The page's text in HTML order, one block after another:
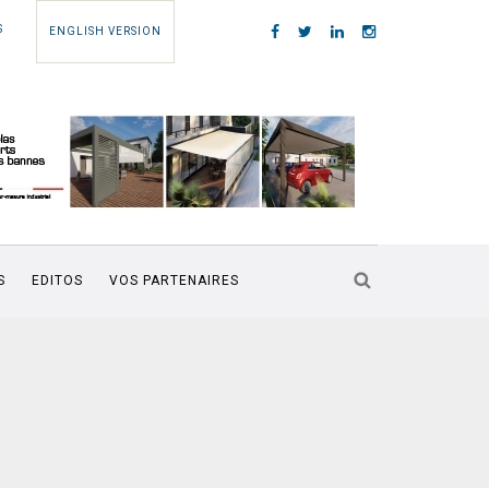
ENGLISH VERSION
EDITOS VOS PARTENAIRES